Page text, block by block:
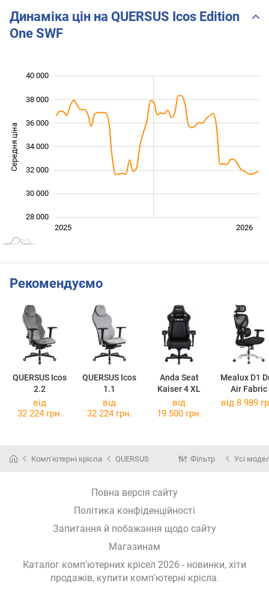
Динаміка цін на QUERSUS Icos Edition
One SWF
Середня ціна 28 000
28 000
30 000
32 000
34 000
36 000
38 000
40 000
L
Січ. 2025
Лип.
2027 2026
2025
Рекомендуємо
QUERSUS Icos
2.2
QUERSUS Icos
1.1
Anda Seat
Kaiser 4 XL
Mealux D1
Air Fabric
від
32 224 грн.
від
32 224 грн.
від
19 500 грн.
від 8 989
Комп'ютерні крісла QUERSUS Фільтр Усі
Повна версія сайту
Політика конфіденційності
Запитання й побажання щодо сайту
Магазинам
Каталог комп'ютерних крісел 2026 - новинки, хіти
продажів, купити комп'ютерні крісла.